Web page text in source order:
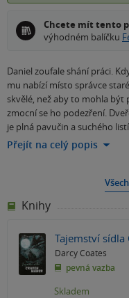
Chcete mít tento
výhodném balíčku
Daniel zoufale shání práci.
mu nabízí místo správce
skvělé, než aby to mohla být
zmocní se ho podezření.
je plná pavučin a suchého
Přejít na celý popis
Knihy
Tajemství
Darcy Coates
pevná vazba
Skladem